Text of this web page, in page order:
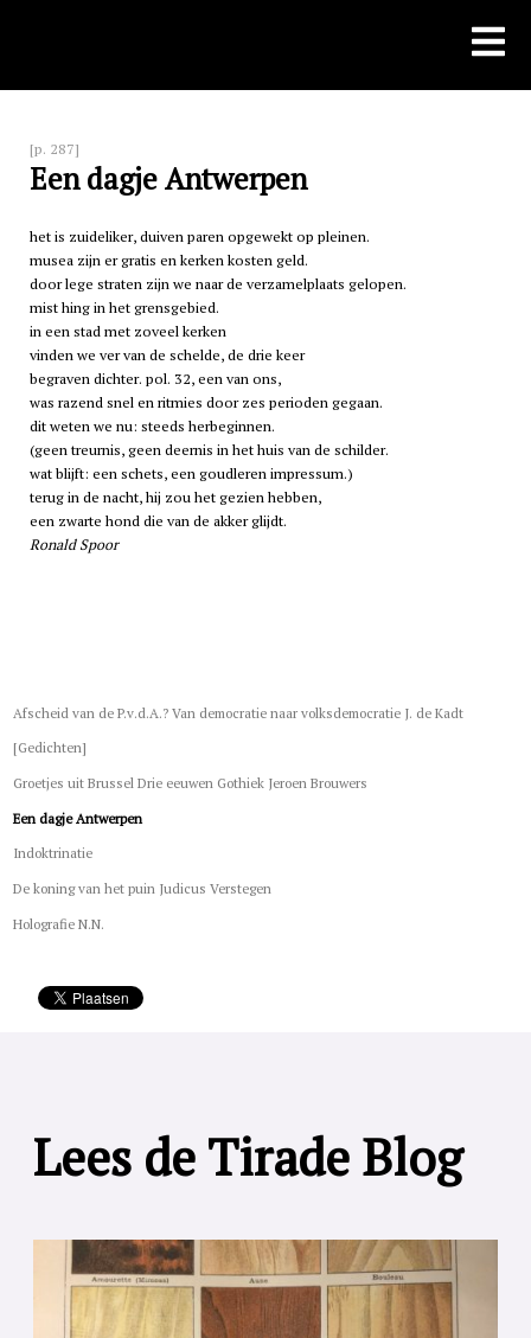
[p. 287]
Een dagje Antwerpen
het is zuideliker, duiven paren opgewekt op pleinen.
musea zijn er gratis en kerken kosten geld.
door lege straten zijn we naar de verzamelplaats gelopen.
mist hing in het grensgebied.
in een stad met zoveel kerken
vinden we ver van de schelde, de drie keer
begraven dichter. pol. 32, een van ons,
was razend snel en ritmies door zes perioden gegaan.
dit weten we nu: steeds herbeginnen.
(geen treurnis, geen deernis in het huis van de schilder.
wat blijft: een schets, een goudleren impressum.)
terug in de nacht, hij zou het gezien hebben,
een zwarte hond die van de akker glijdt.
Ronald Spoor
Afscheid van de P.v.d.A.? Van democratie naar volksdemocratie J. de Kadt
[Gedichten]
Groetjes uit Brussel Drie eeuwen Gothiek Jeroen Brouwers
Een dagje Antwerpen
Indoktrinatie
De koning van het puin Judicus Verstegen
Holografie N.N.
Lees de Tirade Blog